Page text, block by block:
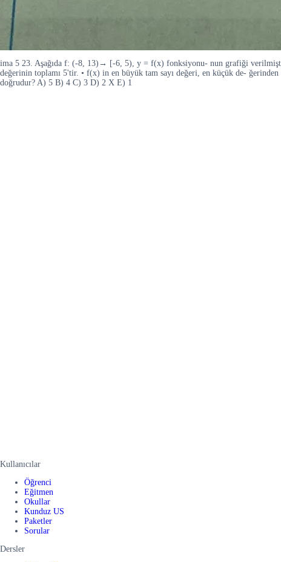
ima 5 23. Aşağıda f: (-8, 13)→ [-6, 5), y = f(x) fonksiyonu- nun grafiği
değerinin toplamı 5'tir. • f(x) in en büyük tam sayı değeri, en küçük de-
doğrudur? A) 5 B) 4 C) 3 D) 2 X E) 1
Kullanıcılar
Öğrenci
Eğitmen
Okullar
Kunduz US
Paketler
Sorular
Dersler